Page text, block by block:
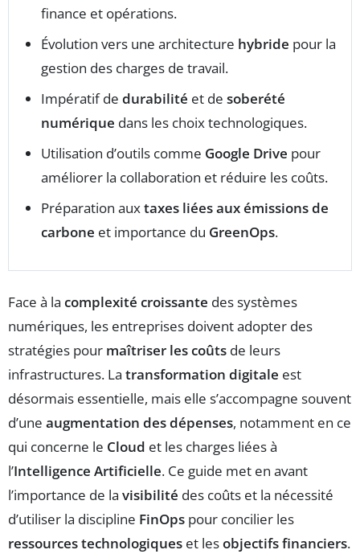
finance et opérations.
Évolution vers une architecture hybride pour la
gestion des charges de travail.
Impératif de durabilité et de soberété
numérique dans les choix technologiques.
Utilisation d’outils comme Google Drive pour
améliorer la collaboration et réduire les coûts.
Préparation auxtaxes liées aux émissions de
carbone et importance du GreenOps.
Face à la complexité croissante des systèmes
numériques, les entreprises doivent adopter des
stratégies pour maîtriser les coûts de leurs
infrastructures. La transformation digitale est
désormais essentielle, mais elle s’accompagne souvent
d’une augmentation des dépenses, notamment en ce
qui concerne le Cloud et les charges liées à
l’Intelligence Artificielle. Ce guide met en avant
l’importance de la visibilité des coûts et la nécessité
d’utiliser la discipline FinOps pour concilier les
ressources technologiques et lesobjectifs financiers.